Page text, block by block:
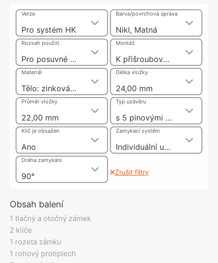
Pro systém HK
Verze
Nikl, Matná
Barva/povrchová úprava
Pro posuvné dveře
Rozsah použití
K přišroubování
Montáž
Tělo: zinková slitina, Vložka: Mosaz
Materiál
24,00 mm
Délka vložky
22,00 mm
Průměr vložky
s 5 pinovými stavítky
Typ uzávěru
Ano
Klíč je obsažen
Individuální uzamykací systém HK
Zamykací systém
90°
Dráha zamykání
Zrušit filtry
Obsah balení
1 tlačný a otočný zámek
2 klíče
1 rozeta zámku
1 rohový protiplech